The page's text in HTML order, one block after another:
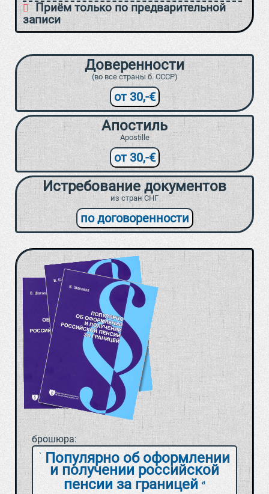
Приём только по предварительной
записи
Доверенности
(во все страны б. СССР)
от 30,-€
Апостиль
Apostille
от 30,-€
Истребование документов
из стран СНГ
по договоренности
брошюра:
Популярно об оформлении
и получении российской
пенсии за границей